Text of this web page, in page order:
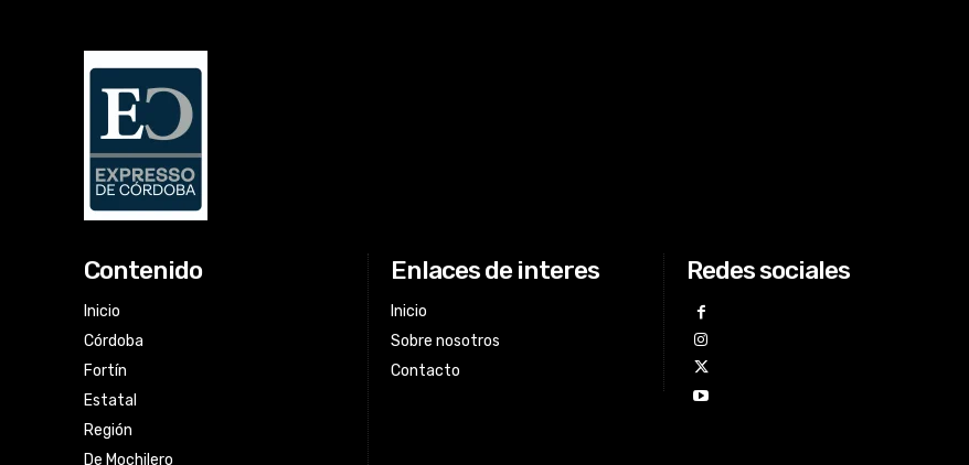
Contenido
Inicio
Córdoba
Fortín
Estatal
Región
De Mochilero
Enlaces de interes
Inicio
Sobre nosotros
Contacto
Redes sociales